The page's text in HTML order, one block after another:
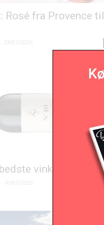
Rosé fra Provence til
24/07/2026
vinkøb
10/07/2026